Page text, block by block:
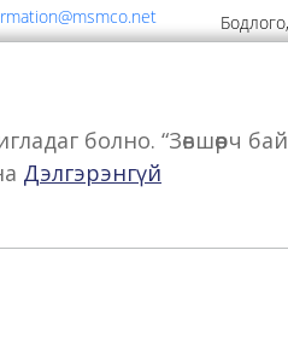
товхимолд
болно. “Зөвшөөрч
Дэлгэрэнгүй